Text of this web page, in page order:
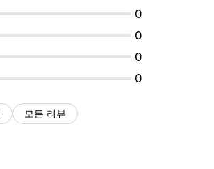
0
0
0
0
모든 리뷰